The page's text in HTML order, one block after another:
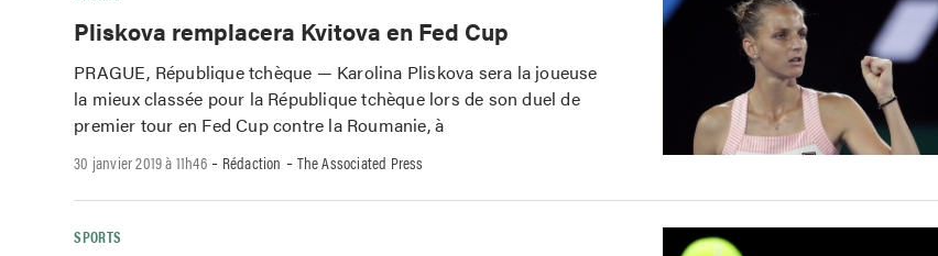
Pliskova remplacera Kvitova en Fed Cup
PRAGUE, République tchèque — Karolina Pliskova sera la joueuse
la mieux classée pour la République tchèque lors de son duel de
premier tour en Fed Cup contre la Roumanie, à
30 janvier 2019 à 11h46- Rédaction -The Associated Press
SPORTS